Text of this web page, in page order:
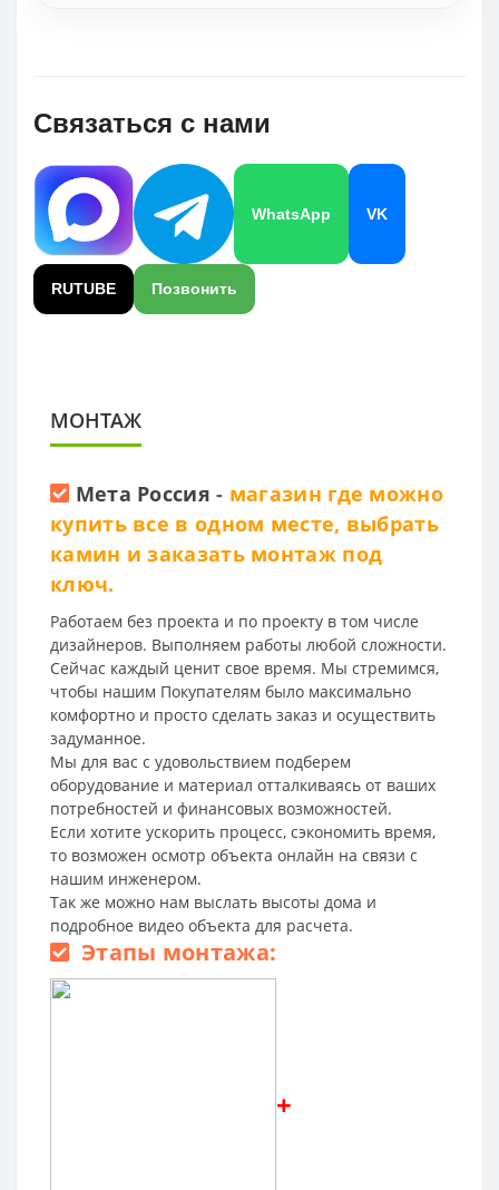
Связаться с нами
WhatsApp VK
RUTUBE Позвонить
МОНТАЖ
Мета Россия - магазин где можно
купить все в одном месте, выбрать
камин и заказать монтаж под
ключ.
Работаем без проекта и по проекту в том числе
дизайнеров. Выполняем работы любой сложности.
Сейчас каждый ценит свое время. Мы стремимся,
чтобы нашим Покупателям было максимально
комфортно и просто сделать заказ и осуществить
задуманное.
Мы для вас с удовольствием подберем
оборудование и материал отталкиваясь от ваших
потребностей и финансовых возможностей.
Если хотите ускорить процесс, сэкономить время,
то возможен осмотр объекта онлайн на связи с
нашим инженером.
Так же можно нам выслать высоты дома и
подробное видео объекта для расчета.
Этапы монтажа:
+